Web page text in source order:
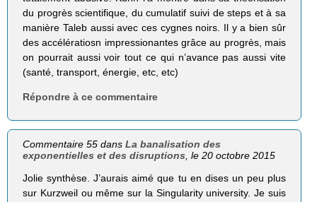
du progrès scientifique, du cumulatif suivi de steps et à sa
manière Taleb aussi avec ces cygnes noirs. Il y a bien sûr
des accélératiosn impressionantes grâce au progrès, mais
on pourrait aussi voir tout ce qui n’avance pas aussi vite
(santé, transport, énergie, etc, etc)
Répondre à ce commentaire
Commentaire 55 dansLa banalisation des
exponentielles et des disruptions , le 20 octobre 2015
Jolie synthèse. J’aurais aimé que tu en dises un peu plus
sur Kurzweil ou même sur la Singularity university. Je suis